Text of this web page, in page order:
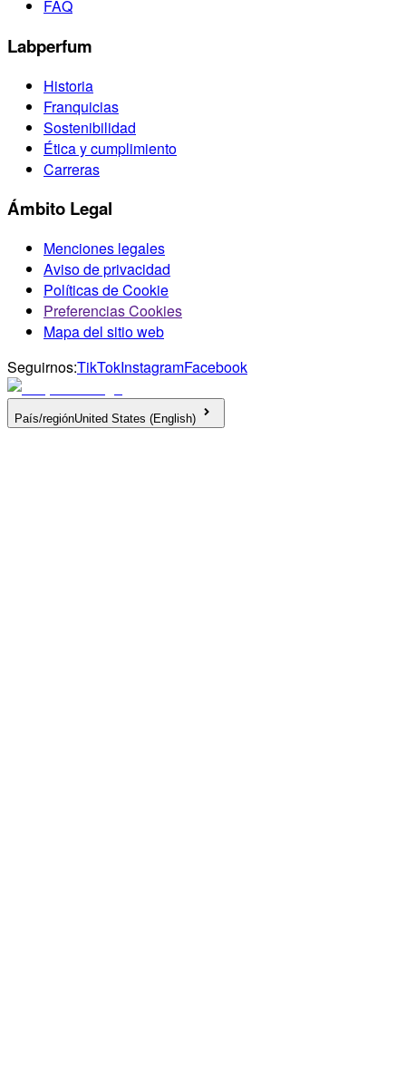
FAQ
Labperfum
Historia
Franquicias
Sostenibilidad
Ética y cumplimiento
Carreras
Ámbito Legal
Menciones legales
Aviso de privacidad
Políticas de Cookie
Preferencias Cookies
Mapa del sitio web
Seguirnos:TikTokInstagramFacebook
País/regiónUnited States (English)